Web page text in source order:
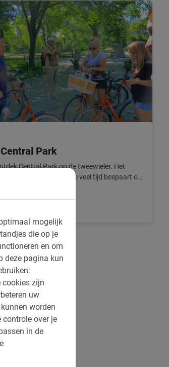
mogelijk
die op je
en om
deze pagina kun
cookies zijn
uw
worden
controle over je
in de
Park
Central Park op de tweewieler. Het
is zo groot dat je veel tijd bespaart op